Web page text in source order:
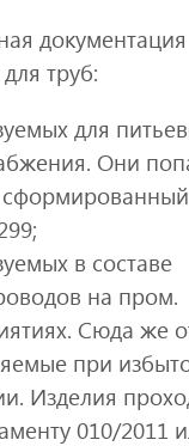
документация
труб:
для
Они
в составе
на пром.
Сюда же
при
Изделия
010/2011